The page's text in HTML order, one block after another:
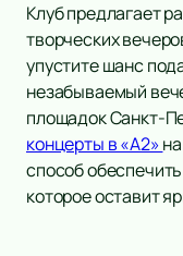
Клуб предлагает
творческих
упустите шанс
незабываемый
площадок Санкт-
концерты в «А2»
способ
которое оставит